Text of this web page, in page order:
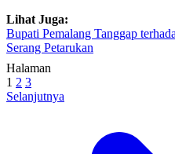
Lihat Juga:
Bupati Pemalang Tanggap
Serang Petarukan
Halaman
1 2 3
Selanjutnya